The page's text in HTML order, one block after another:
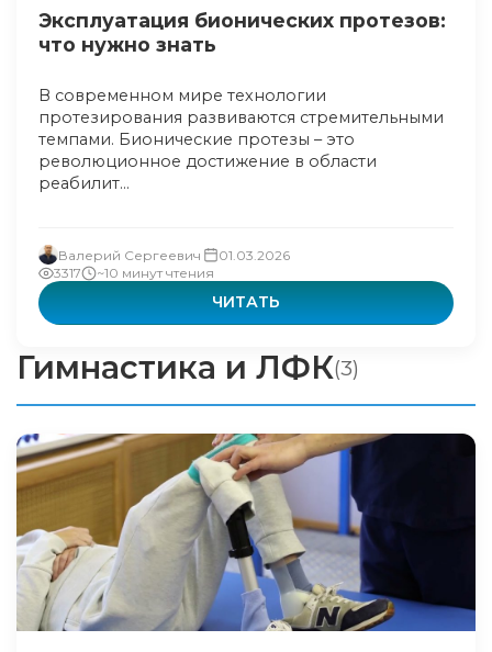
Эксплуатация бионических протезов:
что нужно знать
В современном мире технологии
протезирования развиваются стремительными
темпами. Бионические протезы – это
революционное достижение в области
реабилит...
Валерий Сергеевич
01.03.2026
3317
~10 минут чтения
ЧИТАТЬ
Гимнастика и ЛФК(3)